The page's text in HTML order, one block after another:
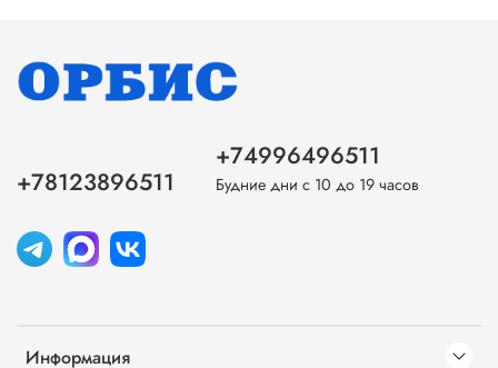
Информация
+78123896511
+74996496511
Будние дни с 10 до 19 часов